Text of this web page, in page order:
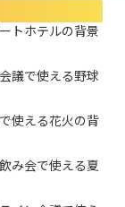
トホテルの背景
議で使える野球
使える花火の背
み会で使える夏